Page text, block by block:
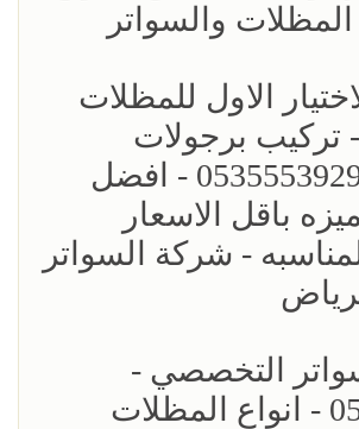
والسواتر
الاول للمظلات
- تركيب برجولات
الحدائق - 0535553929 - افضل
باقل الاسعار
- شركة السواتر
التخصصي -
0500559613 - انواع المظلات